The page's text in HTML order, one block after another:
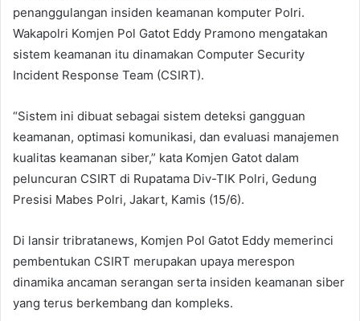
penanggulangan insiden keamanan komputer Polri.
Wakapolri Komjen Pol Gatot Eddy Pramono mengatakan
sistem keamanan itu dinamakan Computer Security
Incident Response Team (CSIRT).
“Sistem ini dibuat sebagai sistem deteksi gangguan
keamanan, optimasi komunikasi, dan evaluasi manajemen
kualitas keamanan siber,” kata Komjen Gatot dalam
peluncuran CSIRT di Rupatama Div-TIK Polri, Gedung
Presisi Mabes Polri, Jakart, Kamis (15/6).
Di lansir tribratanews, Komjen Pol Gatot Eddy memerinci
pembentukan CSIRT merupakan upaya merespon
dinamika ancaman serangan serta insiden keamanan siber
yang terus berkembang dan kompleks.